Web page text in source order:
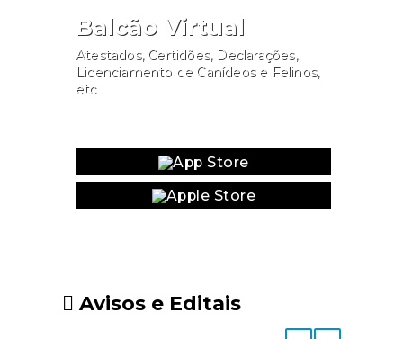
Balcão Virtual
Atestados, Certidões, Declarações,
Licenciamento de Canídeos e Felinos,
etc
Avisos e Editais